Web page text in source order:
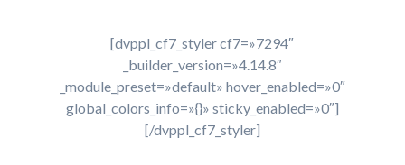
[dvppl_cf7_styler cf7=»7294″
_builder_version=»4.14.8″
_module_preset=»default» hover_enabled=»0″
global_colors_info=»{}» sticky_enabled=»0″]
[/dvppl_cf7_styler]